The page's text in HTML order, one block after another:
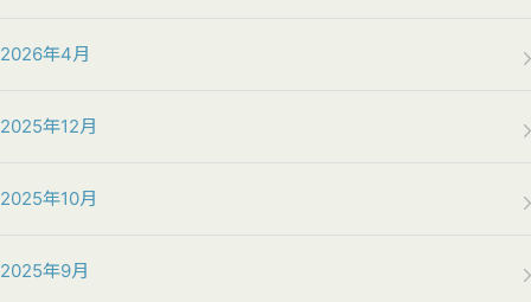
2026年4月
2025年12月
2025年10月
2025年9月